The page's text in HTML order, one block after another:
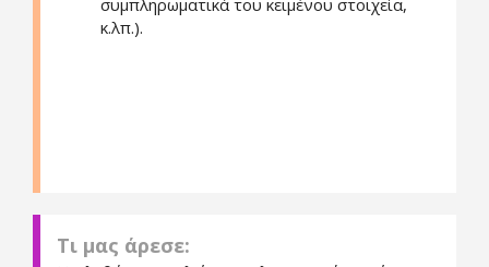
συμπληρωματικά του κειμένου στοιχεία,
κ.λπ.).
Τι μας άρεσε: